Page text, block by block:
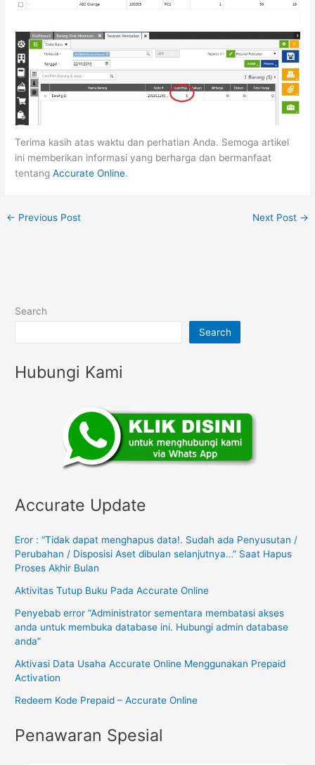
Terima kasih atas waktu dan perhatian Anda. Semoga artikel
ini memberikan informasi yang berharga dan bermanfaat
tentangAccurate Online.
← Previous Post Next Post →
Search
Search
Hubungi Kami
Accurate Update
Eror : “Tidak dapat menghapus data!. Sudah ada Penyusutan /
Perubahan / Disposisi Aset dibulan selanjutnya…” Saat Hapus
Proses Akhir Bulan
Aktivitas Tutup Buku Pada Accurate Online
Penyebab error “Administrator sementara membatasi akses
anda untuk membuka database ini. Hubungi admin database
anda”
Aktivasi Data Usaha Accurate Online Menggunakan Prepaid
Activation
Redeem Kode Prepaid – Accurate Online
Penawaran Spesial